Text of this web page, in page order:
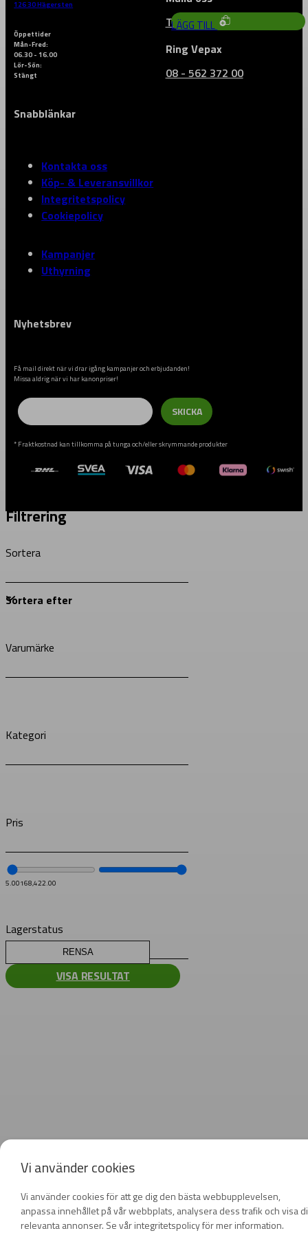
LÄGG TILL
126 30 Hägersten
Till vårt kontaktformulär
Öppettider
Mån-Fred:
06.30 - 16.00
Lör-Sön:
Stängt
Ring Vepax
08 - 562 372 00
Snabblänkar
Kontakta oss
Köp- & Leveransvillkor
Integritetspolicy
Cookiepolicy
Kampanjer
Uthyrning
Nyhetsbrev
Få mail direkt när vi drar igång kampanjer och erbjudanden!
Missa aldrig när vi har kanonpriser!
Email
SKICKA
* Fraktkostnad kan tillkomma på tunga och/eller skrymmande produkter
Vi använder cookies
Vi använder cookies för att ge dig den bästa webbupplevelsen,
anpassa innehållet på vår webbplats, analysera dess trafik och visa
relevanta annonser. Se vår integritetspolicy för mer information.
Filtrering
Sortera
Varumärke
Kategori
Pris
5.00168,422.00
Lagerstatus
RENSA
VISA RESULTAT